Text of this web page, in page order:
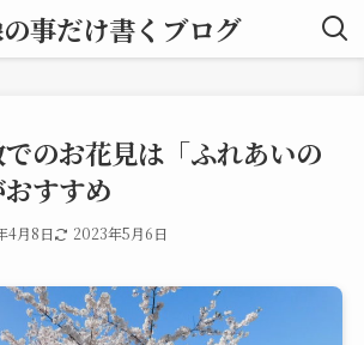
事だけ書くブログ
のお花見は「ふれあいの
すすめ
4月8日 2023年5月6日